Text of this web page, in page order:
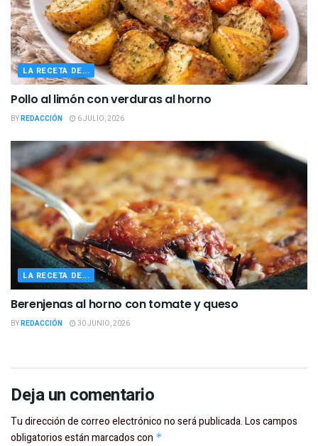
LA RECETA DE...
Pollo al limón con verduras al horno
BYREDACCIÓN 6 JULIO, 2026
LA RECETA DE...
Berenjenas al horno con tomate y queso
BYREDACCIÓN 30 JUNIO, 2026
Deja un comentario
Tu dirección de correo electrónico no será publicada.Los campos
obligatorios están marcados con *